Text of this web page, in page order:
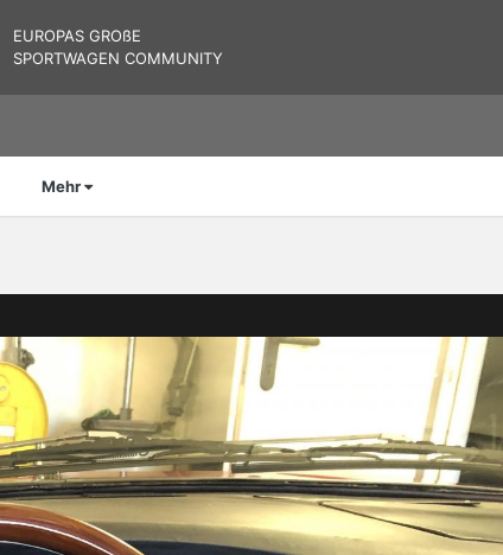
EUROPAS GROßE
SPORTWAGEN COMMUNITY
Mehr